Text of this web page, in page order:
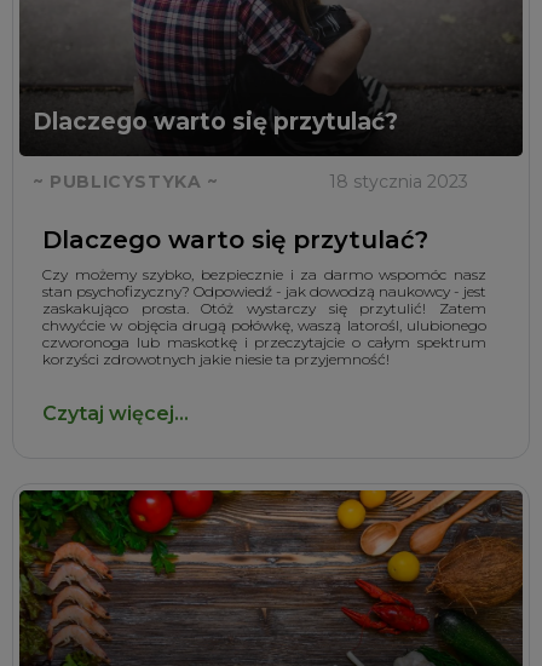
Dlaczego warto się przytulać?
~ PUBLICYSTYKA ~ 18 stycznia 2023
Dlaczego warto się przytulać?
Czy możemy szybko, bezpiecznie i za darmo wspomóc nasz
stan psychofizyczny? Odpowiedź - jak dowodzą naukowcy - jest
zaskakująco prosta. Otóż wystarczy się przytulić! Zatem
chwyćcie w objęcia drugą połówkę, waszą latorośl, ulubionego
czworonoga lub maskotkę i przeczytajcie o całym spektrum
korzyści zdrowotnych jakie niesie ta przyjemność!
Czytaj więcej...